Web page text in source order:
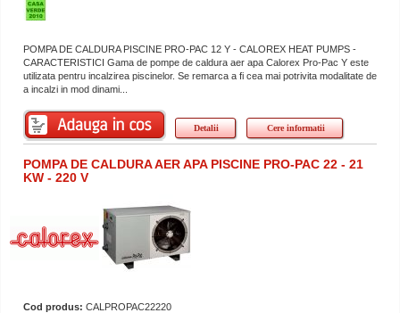
POMPA DE CALDURA PISCINE PRO-PAC 12 Y - CALOREX HEAT PUMPS -
CARACTERISTICI Gama de pompe de caldura aer apa Calorex Pro-Pac Y este
utilizata pentru incalzirea piscinelor. Se remarca a fi cea mai potrivita modalitate de
a incalzi in mod dinami...
Detalii Cere informatii
POMPA DE CALDURA AER APA PISCINE PRO-PAC 22 - 21
KW - 220 V
Cod produs: CALPROPAC22220